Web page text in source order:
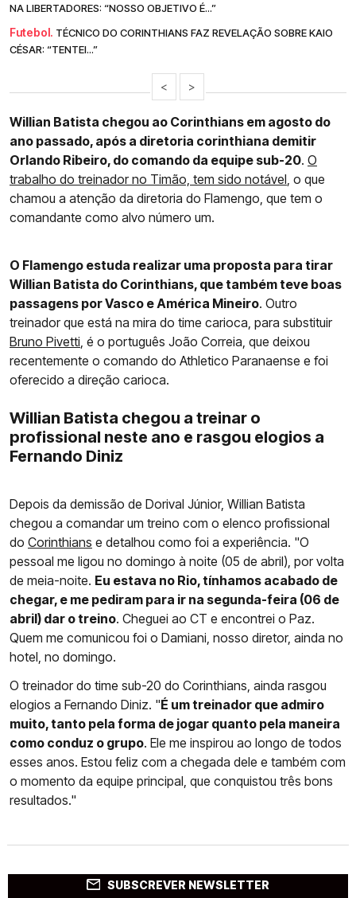
NA LIBERTADORES: “NOSSO OBJETIVO É...”
Futebol. TÉCNICO DO CORINTHIANS FAZ REVELAÇÃO SOBRE KAIO
CÉSAR: “TENTEI...”
< >
Willian Batista chegou ao Corinthians em agosto do
ano passado, após a diretoria corinthiana demitir
Orlando Ribeiro, do comando da equipe sub-20. O
trabalho do treinador no Timão, tem sido notável , o que
chamou a atenção da diretoria do Flamengo, que tem o
comandante como alvo número um.
O Flamengo estuda realizar uma proposta para tirar
Willian Batista do Corinthians, que também teve boas
passagens por Vasco e América Mineiro. Outro
treinador que está na mira do time carioca, para substituir
Bruno Pivetti , é o português João Correia, que deixou
recentemente o comando do Athletico Paranaense e foi
oferecido a direção carioca.
Willian Batista chegou a treinar o
profissional neste ano e rasgou elogios a
Fernando Diniz
Depois da demissão de Dorival Júnior, Willian Batista
chegou a comandar um treino com o elenco profissional
do Corinthians e detalhou como foi a experiência. "O
pessoal me ligou no domingo à noite (05 de abril), por volta
de meia-noite. Eu estava no Rio, tínhamos acabado de
chegar, e me pediram para ir na segunda-feira (06 de
abril) dar o treino. Cheguei ao CT e encontrei o Paz.
Quem me comunicou foi o Damiani, nosso diretor, ainda no
hotel, no domingo.
O treinador do time sub-20 do Corinthians, ainda rasgou
elogios a Fernando Diniz. "É um treinador que admiro
muito, tanto pela forma de jogar quanto pela maneira
como conduz o grupo. Ele me inspirou ao longo de todos
esses anos. Estou feliz com a chegada dele e também com
o momento da equipe principal, que conquistou três bons
resultados."
SUBSCREVER NEWSLETTER